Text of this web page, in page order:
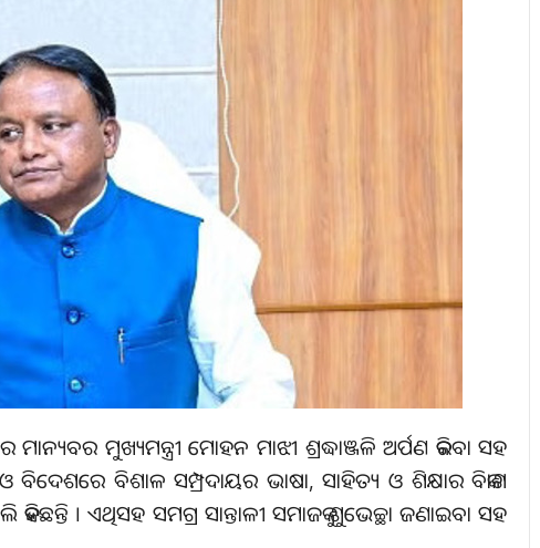
ମୁଖ୍ୟମନ୍ତ୍ରୀ ମୋହନ ମାଝୀ ଶ୍ରଦ୍ଧାଞ୍ଜଳି ଅର୍ପଣ କରିବା ସହ
ବିଦେଶରେ ବିଶାଳ ସମ୍ପ୍ରଦାୟର ଭାଷା, ସାହିତ୍ୟ ଓ ଶିକ୍ଷାର ବିକାଶ
। ଏଥିସହ ସମଗ୍ର ସାନ୍ତାଳୀ ସମାଜକୁ ଶୁଭେଚ୍ଛା ଜଣାଇବା ସହ